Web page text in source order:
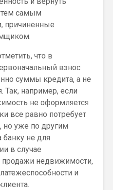
тем самым
причиненные
что в
взнос
суммы кредита, а не
Так, например, если
не оформляется
все равно потребует
но уже по другим
не для
в случае
недвижимости,
и